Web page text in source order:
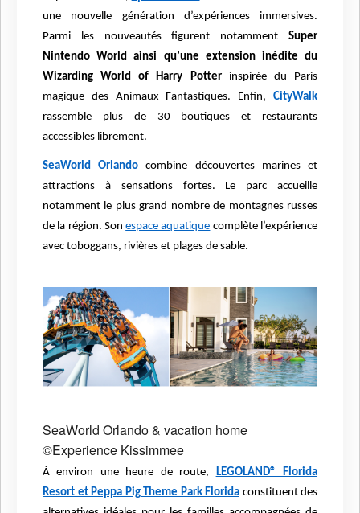
une nouvelle génération d’expériences immersives.
Parmi les nouveautés figurent notamment Super
Nintendo World ainsi qu’une extension inédite du
Wizarding World of Harry Potterinspirée du Paris
magique des Animaux Fantastiques. Enfin, CityWalk
rassemble plus de 30 boutiques et restaurants
accessibles librement.
SeaWorld Orlando combine découvertes marines et
attractions à sensations fortes. Le parc accueille
notamment le plus grand nombre de montagnes russes
de la région. Sonespace aquatique complète l’expérience
avec toboggans, rivières et plages de sable.
SeaWorld Orlando & vacation home
©Experience Kissimmee
À environ une heure de route,
LEGOLAND® Florida
Resort et Peppa Pig Theme Park Florida constituent des